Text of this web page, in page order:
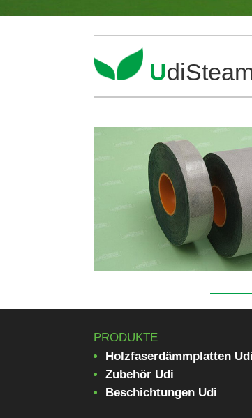
U
PRODUKTE
Holzfaserdämmplatten Udi
Zubehör Udi
Beschichtungen Udi